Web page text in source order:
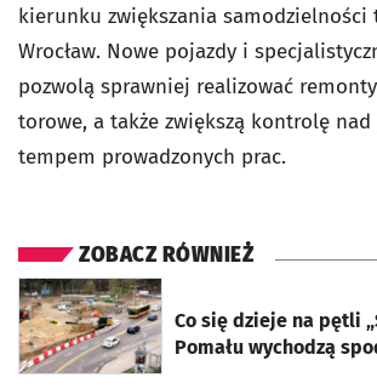
kierunku zwiększania samodzielności
Wrocław. Nowe pojazdy i
pozwolą sprawniej realizować
torowe, a także zwiększą kontrolę
tempem prowadzonych prac.
ZOBACZ RÓWNIEŻ
Co się dzieje na pętli
Pomału wychodzą
otworzy się w nowej karcie